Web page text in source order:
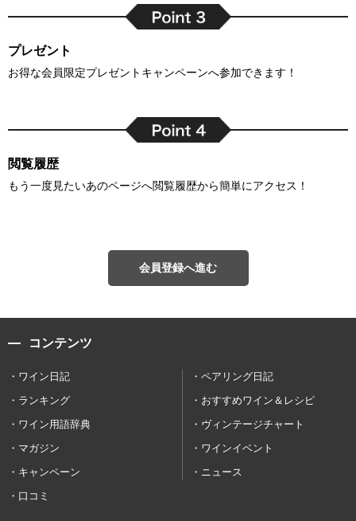
プレゼント
お得な会員限定プレゼントキャンペーンへ参加できます！
閲覧履歴
もう一度見たいあのページへ閲覧履歴から簡単にアクセス！
会員登録へ進む
コンテンツ
ワイン日記
ペアリング日記
ランキング
おすすめワイン＆レシピ
ワイン用語辞典
ヴィンテージチャート
マガジン
ワインイベント
キャンペーン
ニュース
口コミ